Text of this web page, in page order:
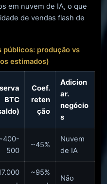
em nuvem de IA, o que
de vendas flash de
públicos: produção vs
estimados)
BTC
Coef.
reten
ção
Adicion
ar.
negócio
s
500
~45%
Nuvem
de IA
~95%
Não